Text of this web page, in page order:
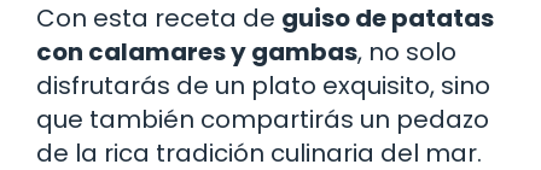
Con esta receta de guiso de patatas
con calamares y gambas, no solo
disfrutarás de un plato exquisito, sino
que también compartirás un pedazo
de la rica tradición culinaria del mar.